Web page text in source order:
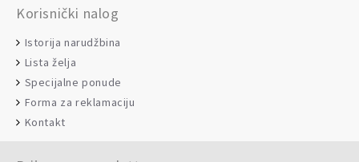
Korisnički nalog
Istorija narudžbina
Lista želja
Specijalne ponude
Forma za reklamaciju
Kontakt